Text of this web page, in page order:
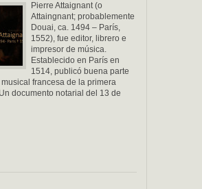
Pierre Attaignant (o
Attaingnant; probablemente
Douai, ca. 1494 – París,
1552), fue editor, librero e
impresor de música.
Establecido en París en
1514, publicó buena parte
francesa de la primera
documento notarial del 13 de